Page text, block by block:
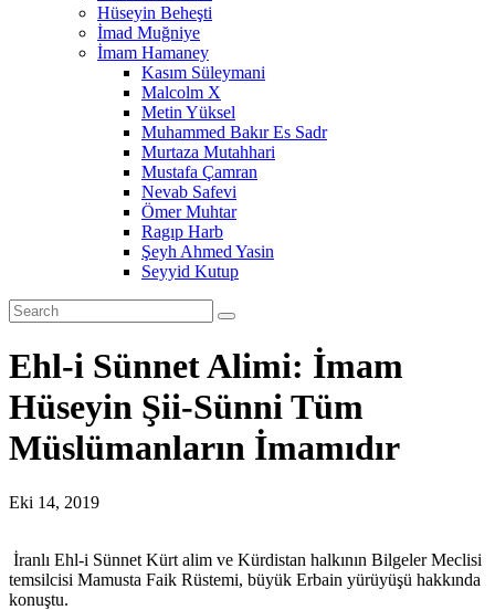
Hüseyin Beheşti
İmad Muğniye
İmam Hamaney
Kasım Süleymani
Malcolm X
Metin Yüksel
Muhammed Bakır Es Sadr
Murtaza Mutahhari
Mustafa Çamran
Nevab Safevi
Ömer Muhtar
Ragıp Harb
Şeyh Ahmed Yasin
Seyyid Kutup
Ehl-i Sünnet Alimi: İmam
Hüseyin Şii-Sünni Tüm
Müslümanların İmamıdır
Eki 14, 2019
İranlı Ehl-i Sünnet Kürt alim ve Kürdistan halkının Bilgeler Meclisi
temsilcisi Mamusta Faik Rüstemi, büyük Erbain yürüyüşü hakkında
konuştu.